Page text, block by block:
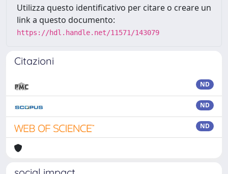
Utilizza questo identificativo per citare o creare un
link a questo documento:
https://hdl.handle.net/11571/143079
Citazioni
ND
ND
ND